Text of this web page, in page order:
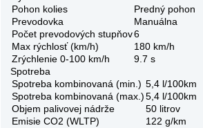
Pohon kolies
Predný pohon
Prevodovka
Manuálna
Počet prevodových stupňov6
Max rýchlosť (km/h)
180 km/h
Zrýchlenie 0-100 km/h
9.7 s
Spotreba
Spotreba kombinovaná (min.) 5,4 l/100km
Spotreba kombinovaná (max.)5,4 l/100km
Objem palivovej nádrže
50 litrov
Emisie CO2 (WLTP)
122 g/km